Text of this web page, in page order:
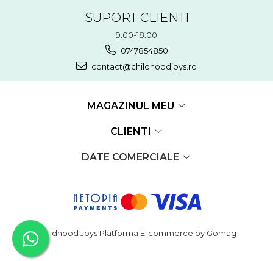
SUPORT CLIENTI
9:00-18:00
0747854850
contact@childhoodjoys.ro
MAGAZINUL MEU
CLIENTI
DATE COMERCIALE
Childhood Joys Platforma E-commerce by Gomag